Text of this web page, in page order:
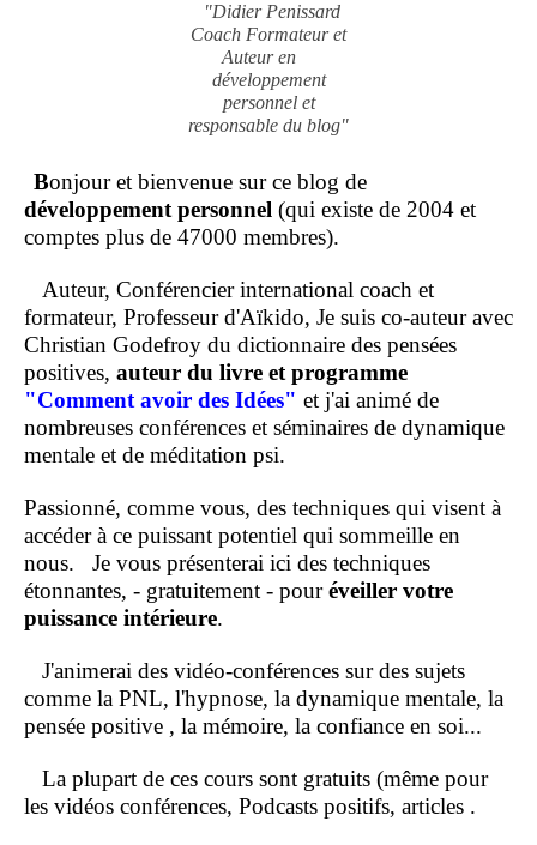
"Didier Penissard
Coach Formateur et
Auteur en
développement
personnel et
responsable du blog"
Bonjour et bienvenue sur ce blog de
développement personnel (qui existe de 2004 et
comptes plus de 47000 membres).
Auteur, Conférencier international coach et
formateur, Professeur d'Aïkido, Je suis co-auteur avec
Christian Godefroy du dictionnaire des pensées
positives, auteur du livre et programme
"Comment avoir des Idées" et j'ai animé de
nombreuses conférences et séminaires de dynamique
mentale et de méditation psi.
Passionné, comme vous, des techniques qui visent à
accéder à ce puissant potentiel qui sommeille en
nous. Je vous présenterai ici des techniques
étonnantes, - gratuitement - pouréveiller votre
puissance intérieure.
J'animerai des vidéo-conférences sur des sujets
comme la PNL, l'hypnose, la dynamique mentale, la
pensée positive , la mémoire, la confiance en soi...
La plupart de ces cours sont gratuits (même pour
les vidéos conférences, Podcasts positifs, articles .